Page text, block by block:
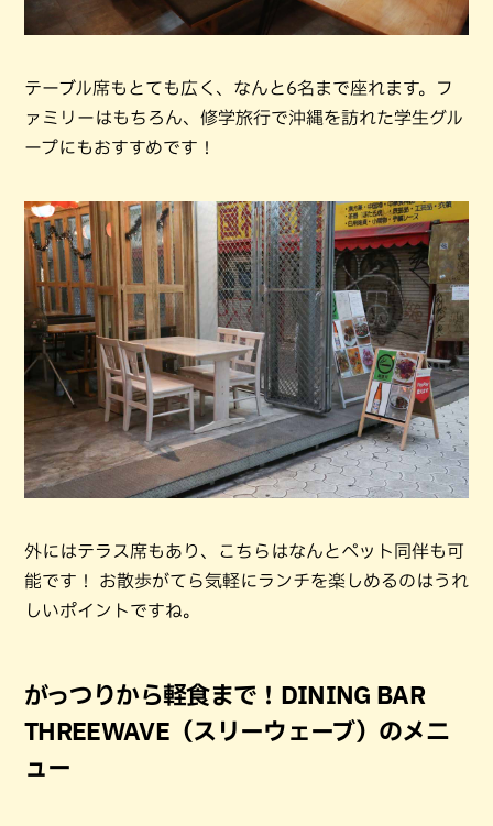
テーブル席もとても広く、なんと6名まで座れます。フ
ァミリーはもちろん、修学旅行で沖縄を訪れた学生グル
ープにもおすすめです！
外にはテラス席もあり、こちらはなんとペット同伴も可
能です！ お散歩がてら気軽にランチを楽しめるのはうれ
しいポイントですね。
がっつりから軽食まで！DINING BAR
THREEWAVE（スリーウェーブ）のメニ
ュー